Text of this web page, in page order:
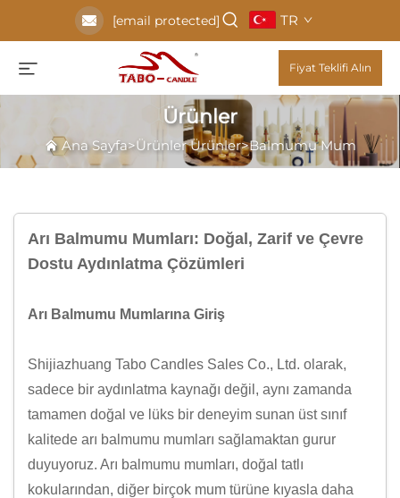
[email protected] TR
Fiyat Teklifi Alın
Ürünler
Ana Sayfa>Ürünler Ürünler>Balmumu Mum
Arı Balmumu Mumları: Doğal, Zarif ve Çevre
Dostu Aydınlatma Çözümleri
Arı Balmumu Mumlarına Giriş
Shijiazhuang Tabo Candles Sales Co., Ltd. olarak,
sadece bir aydınlatma kaynağı değil, aynı zamanda
tamamen doğal ve lüks bir deneyim sunan üst sınıf
kalitede arı balmumu mumları sağlamaktan gurur
duyuyoruz. Arı balmumu mumları, doğal tatlı
kokularından, diğer birçok mum türüne kıyasla daha